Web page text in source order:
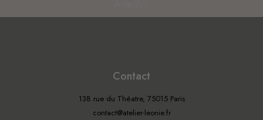
Contact
138 rue du Théatre, 75015 Paris
contact@atelier-leonie.fr